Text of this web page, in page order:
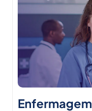
Enfermagem